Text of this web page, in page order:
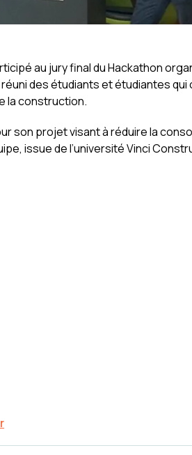
au jury final du Hackathon
des étudiants et étudiantes qui
la construction.
son projet visant à réduire la
issue de l’université Vinci